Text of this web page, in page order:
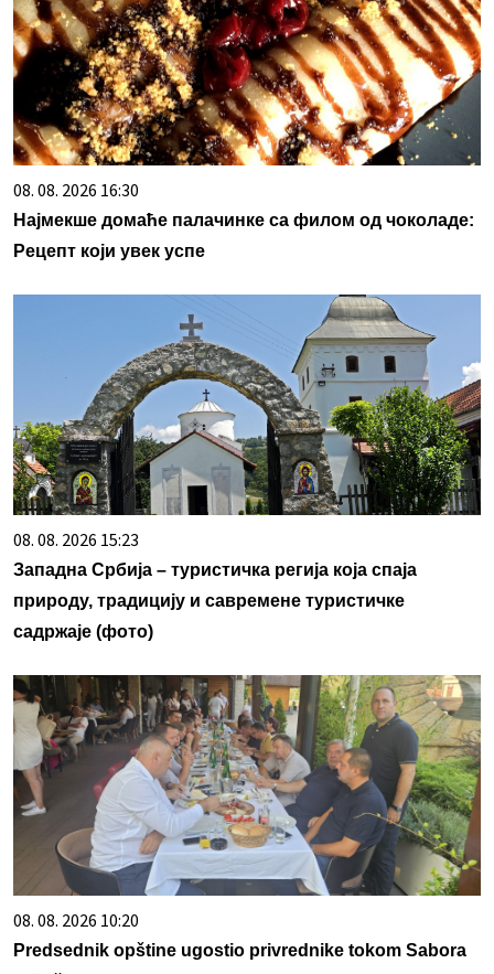
08. 08. 2026 16:30
Најмекше домаће палачинке са филом од чоколаде:
Рецепт који увек успе
08. 08. 2026 15:23
Западна Србија – туристичка регија која спаја
природу, традицију и савремене туристичке
садржаје (фото)
08. 08. 2026 10:20
Predsednik opštine ugostio privrednike tokom Sabora